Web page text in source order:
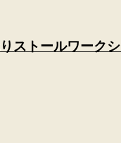
ストールワーク